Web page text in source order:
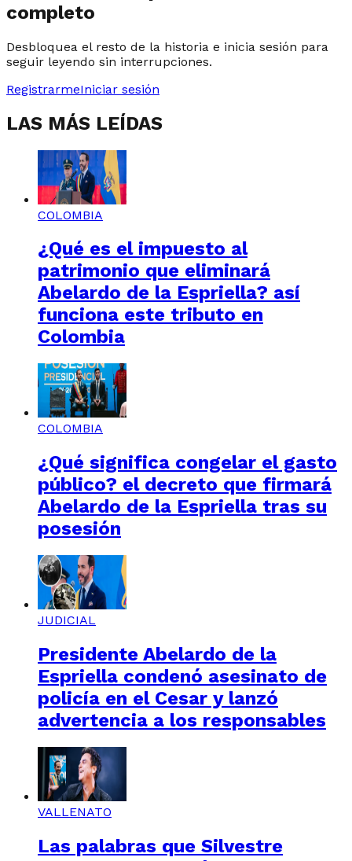
completo
Desbloquea el resto de la historia e inicia sesión para
seguir leyendo sin interrupciones.
RegistrarmeIniciar sesión
LAS MÁS LEÍDAS
COLOMBIA
¿Qué es el impuesto al
patrimonio que eliminará
Abelardo de la Espriella? así
funciona este tributo en
Colombia
COLOMBIA
¿Qué significa congelar el gasto
público? el decreto que firmará
Abelardo de la Espriella tras su
posesión
JUDICIAL
Presidente Abelardo de la
Espriella condenó asesinato de
policía en el Cesar y lanzó
advertencia a los responsables
VALLENATO
Las palabras que Silvestre